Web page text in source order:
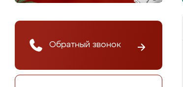
Обратный звонок